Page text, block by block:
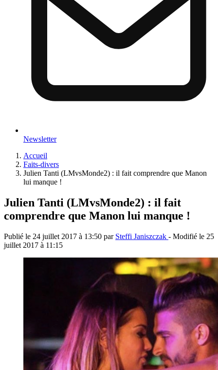
Newsletter
Accueil
Faits-divers
Julien Tanti (LMvsMonde2) : il fait comprendre que Manon
lui manque !
Julien Tanti (LMvsMonde2) : il fait
comprendre que Manon lui manque !
Publié le 24 juillet 2017 à 13:50 par Steffi Janiszczak - Modifié le 25
juillet 2017 à 11:15